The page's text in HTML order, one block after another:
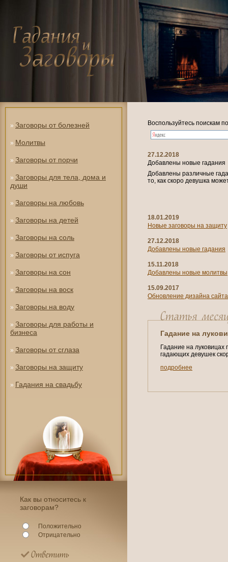
» Заговоры от болезней
» Молитвы
» Заговоры от порчи
» Заговоры для тела, дома и
души
» Заговоры на любовь
» Заговоры на детей
» Заговоры на соль
» Заговоры от испуга
» Заговоры на сон
» Заговоры на воск
» Заговоры на воду
» Заговоры для работы и
бизнеса
» Заговоры от сглаза
» Заговоры на защиту
» Гадания на свадьбу
Как вы относитесь к
заговорам?
Положительно
Отрицательно
Воспользуйтесь поискам
27.12.2018
Добавлены новые гадания
Добавлены различные
то, как скоро девушка
18.01.2019
Новые заговоры на защиту
27.12.2018
Добавлены новые гадания
15.11.2018
Добавлены новые молитвы
15.09.2017
Обновление дизайна сайта
Гадание на
Гадание на луковицах
гадающих девушек
подробнее